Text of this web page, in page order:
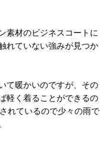
素材のビジネスコートに
れていない強みが見つか
て暖かいのですが、その
軽く着ることができるの
れているので少々の雨で